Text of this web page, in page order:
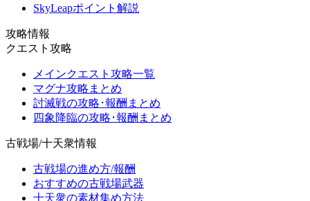
SkyLeapポイント解説
攻略情報
クエスト攻略
メインクエスト攻略一覧
マグナ攻略まとめ
討滅戦の攻略･報酬まとめ
四象降臨の攻略･報酬まとめ
古戦場/十天衆情報
古戦場の進め方/報酬
おすすめの古戦場武器
十天衆の素材集め方法